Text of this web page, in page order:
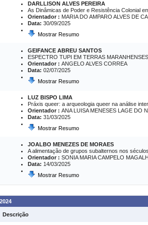
DARLLISON ALVES PEREIRA
As Dinâmicas de Poder e Resistência Colonial
Orientador : MARIA DO AMPARO ALVES DE
Data: 30/09/2025
Mostrar Resumo
GEIFANCE ABREU SANTOS
ESPECTRO TUPI EM TERRAS
Orientador : ANGELO ALVES CORREA
Data: 02/07/2025
Mostrar Resumo
LUZ BISPO LIMA
Práxis queer: a arqueologia queer na análise
Orientador : ANA LUISA MENESES LAGE DO
Data: 31/03/2025
Mostrar Resumo
JOALBO MENEZES DE MORAES
A alimentação de grupos subalternos nos
Orientador : SONIA MARIA CAMPELO
Data: 14/03/2025
Mostrar Resumo
2024
Descrição